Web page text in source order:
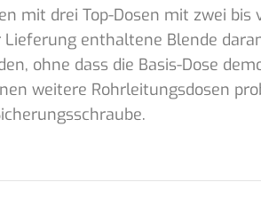
mit drei Top-Dosen mit zwei
enthaltene Blende
ohne dass die Basis-Dose
weitere Rohrleitungsdosen